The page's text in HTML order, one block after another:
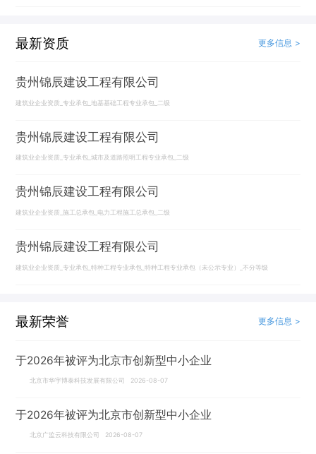
最新资质 更多信息 >
贵州锦辰建设工程有限公司
建筑业企业资质_专业承包_地基基础工程专业承包_二级
贵州锦辰建设工程有限公司
建筑业企业资质_专业承包_城市及道路照明工程专业承包_二级
贵州锦辰建设工程有限公司
建筑业企业资质_施工总承包_电力工程施工总承包_二级
贵州锦辰建设工程有限公司
建筑业企业资质_专业承包_特种工程专业承包_特种工程专业承包（未公示专业）_不分等级
最新荣誉 更多信息 >
于2026年被评为北京市创新型中小企业
北京市华宇博泰科技发展有限公司 2026-08-07
于2026年被评为北京市创新型中小企业
北京广监云科技有限公司 2026-08-07